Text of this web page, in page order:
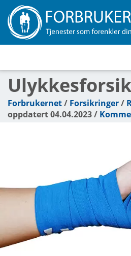
Forbrukernet/ Forsikringer/
oppdatert 04.04.2023 /